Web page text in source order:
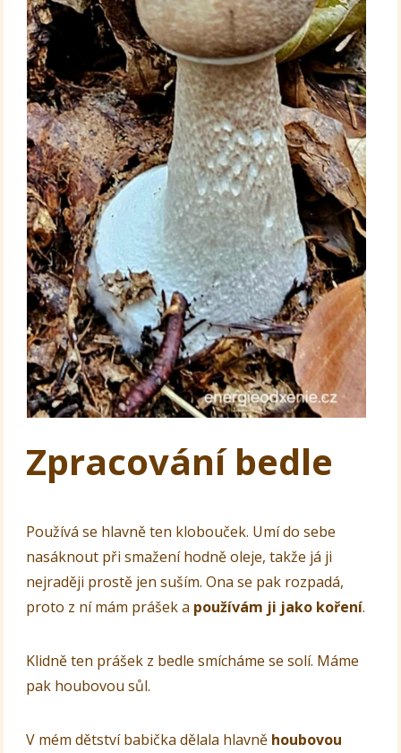
Zpracování bedle
Používá se hlavně ten klobouček. Umí do sebe
nasáknout při smažení hodně oleje, takže já ji
nejraději prostě jen suším. Ona se pak rozpadá,
proto z ní mám prášek a používám ji jako koření.
Klidně ten prášek z bedle smícháme se solí. Máme
pak houbovou sůl.
V mém dětství babička dělala hlavně houbovou